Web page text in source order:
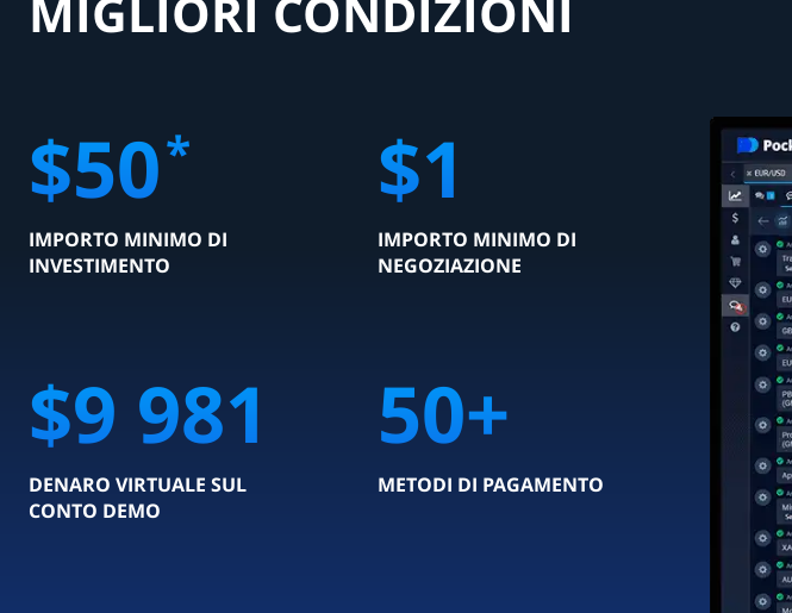
MIGLIORI CONDIZIONI
$50*
IMPORTO MINIMO DI
INVESTIMENTO
$1
IMPORTO MINIMO DI
NEGOZIAZIONE
$10 000
DENARO VIRTUALE SUL
CONTO DEMO
50+
METODI DI PAGAMENTO